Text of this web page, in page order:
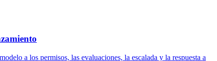
a los permisos, las evaluaciones, la escalada y la respuesta a